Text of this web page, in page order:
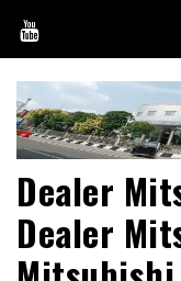
content
Dealer
Dealer